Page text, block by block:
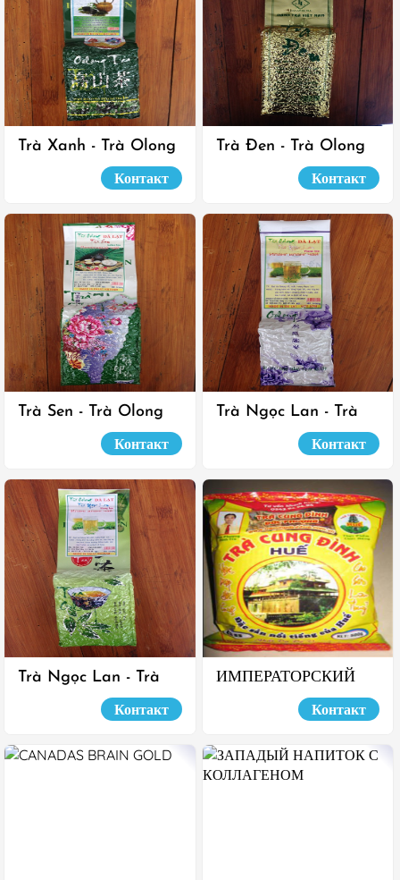
Trà Xanh - Trà Olong
Контакт
Trà Đen - Trà Olong
Контакт
Trà Sen - Trà Olong
Контакт
Trà Ngọc Lan - Trà
Olong Đà Lạt
Контакт
Trà Ngọc Lan - Trà
Olong Đà Lạt
Контакт
ИМПЕРАТОРСКИЙ
Контакт